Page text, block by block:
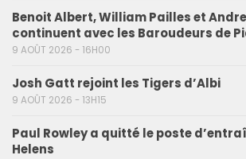
Benoit Albert, William Pailles et
continuent avec les Baroudeurs de
9 AOÛT 2026 - 16H00
Josh Gatt rejoint les Tigers d’Albi
9 AOÛT 2026 - 13H15
Paul Rowley a quitté le poste
Helens